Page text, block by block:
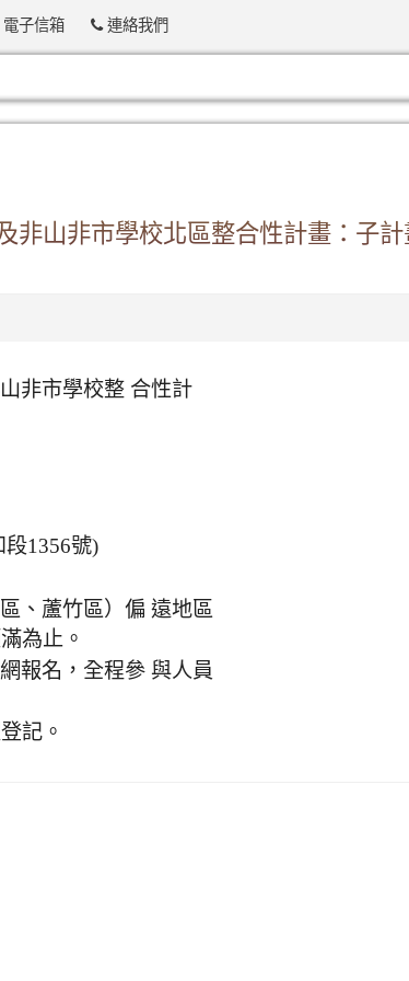
子信箱 連絡我們
非山非市學校北區整合性計畫：子計
非市學校整 合性計
1356號)
、蘆竹區）偏 遠地區
為止。
報名，全程參 與人員
記。